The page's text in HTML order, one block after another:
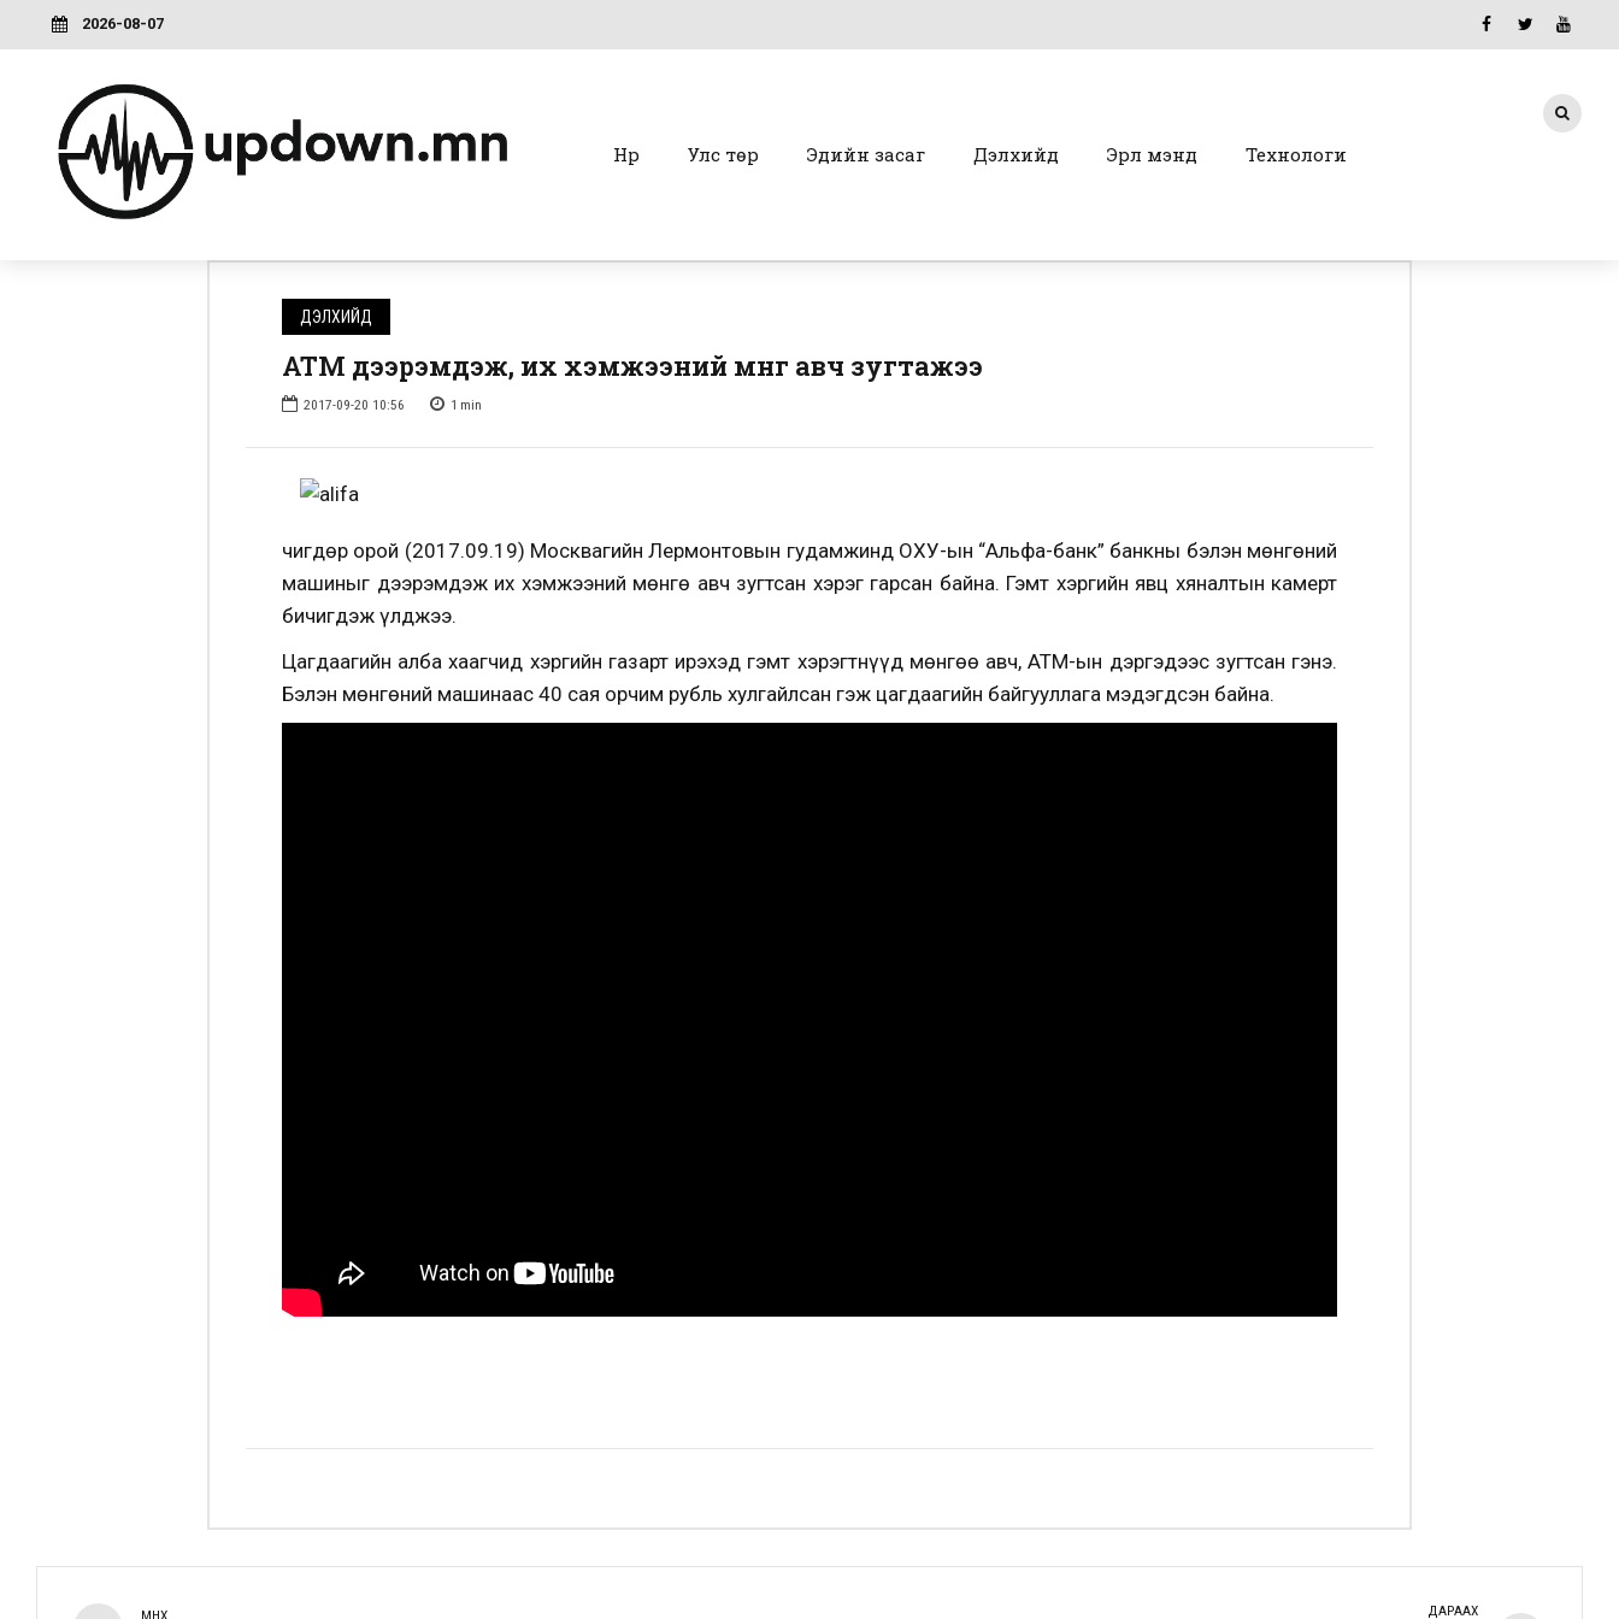
2026-08-07
Нүүр Улс төр Эдийн засаг Дэлхийд Эрүүл мэнд Технологи
ДЭЛХИЙД
АТМ дээрэмдэж, их хэмжээний мөнгө авч зугтажээ
2017-09-20 10:56 1 min
Өчигдөр орой (2017.09.19) Москвагийн Лермонтовын гудамжинд ОХУ-ын “Альфа-банк” банкны бэлэн мөнгөний
машиныг дээрэмдэж их хэмжээний мөнгө авч зугтсан хэрэг гарсан байна. Гэмт хэргийн явц хяналтын камерт
бичигдэж үлджээ.
Цагдаагийн алба хаагчид хэргийн газарт ирэхэд гэмт хэрэгтнүүд мөнгөө авч, АТМ-ын дэргэдээс зугтсан гэнэ.
Бэлэн мөнгөний машинаас 40 сая орчим рубль хулгайлсан гэж цагдаагийн байгууллага мэдэгдсэн байна.
ӨМНӨХ ДАРААХ